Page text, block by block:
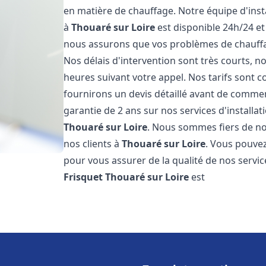
en matière de chauffage. Notre équipe
àThouaré sur Loire est disponible 24h/24
nous assurons que vos problèmes de
Nos délais d'intervention sont très courts,
heures suivant votre appel. Nos tarifs sont
fournirons un devis détaillé avant de
garantie de 2 ans sur nos services
Thouaré sur Loire. Nous sommes fiers de
nos clients àThouaré sur Loire. Vous
pour vous assurer de la qualité de nos
FrisquetThouaré sur Loire est